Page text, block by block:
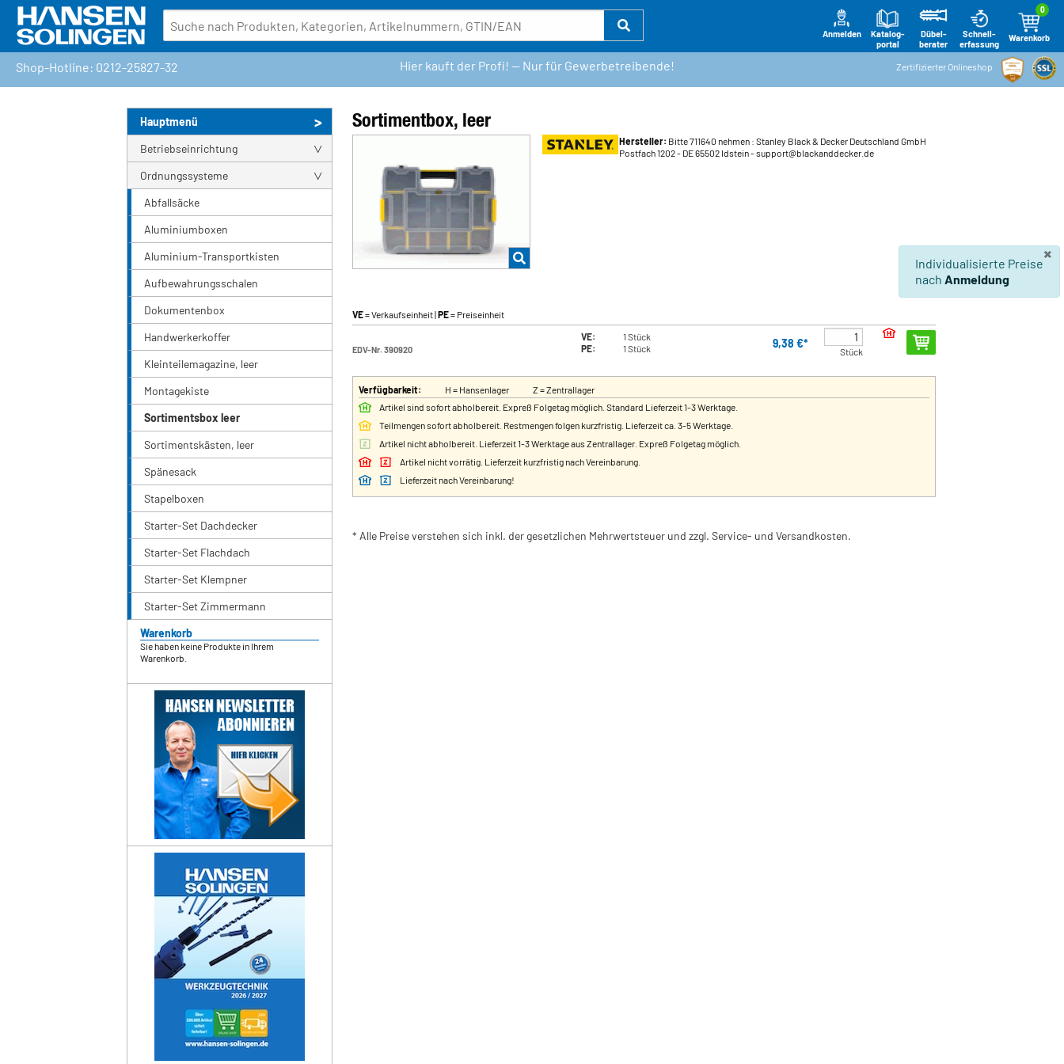
Warenkorb
0
Schnell-
erfassung
Dübel-
berater
Katalog-
portal
Anmelden
Zertifizierter Onlineshop
Shop-Hotline: 0212-25827-32 Hier kauft der Profi! — Nur für Gewerbetreibende!
Hauptmenü
Betriebseinrichtung
Ordnungssysteme
Abfallsäcke
Aluminiumboxen
Aluminium-Transportkisten
Aufbewahrungsschalen
Dokumentenbox
Handwerkerkoffer
Kleinteilemagazine, leer
Montagekiste
Sortimentsbox leer
Sortimentskästen, leer
Spänesack
Stapelboxen
Starter-Set Dachdecker
Starter-Set Flachdach
Starter-Set Klempner
Starter-Set Zimmermann
Warenkorb
Sie haben keine Produkte in Ihrem
Warenkorb.
Sortimentbox, leer
Hersteller: Bitte 711640 nehmen : Stanley Black & Decker Deutschland GmbH
Postfach 1202- DE 65502 Idstein- support@blackanddecker.de
VE= Verkaufseinheit |PE= Preiseinheit
EDV-Nr. 390920
VE:
1 Stück
PE:
1 Stück 9,38 €*
Stück
Verfügbarkeit: H = Hansenlager
Z = Zentrallager
Artikel sind sofort abholbereit. Expreß Folgetag möglich. Standard Lieferzeit 1-3 Werktage.
Teilmengen sofort abholbereit. Restmengen folgen kurzfristig. Lieferzeit ca. 3-5 Werktage.
Artikel nicht abholbereit. Lieferzeit 1-3 Werktage aus Zentrallager. Expreß Folgetag möglich.
Artikel nicht vorrätig. Lieferzeit kurzfristig nach Vereinbarung.
Lieferzeit nach Vereinbarung!
* Alle Preise verstehen sich inkl. der gesetzlichen Mehrwertsteuer und zzgl. Service- und Versandkosten.
×
Individualisierte Preise
nach Anmeldung